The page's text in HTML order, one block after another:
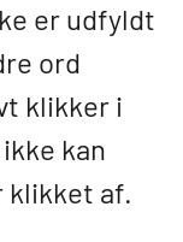
er udfyldt
ord
klikker i
kan
af.